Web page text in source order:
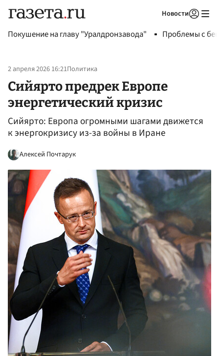
Новости
Покушение на главу "Уралдронзавода" Проблемы с
2 апреля 2026 16:21Политика
Сийярто предрек Европе
энергетический кризис
Сийярто: Европа огромными шагами движется
к энергокризису из-за войны в Иране
Алексей Почтарук